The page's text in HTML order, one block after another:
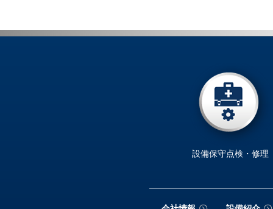
設備保守点検・修理